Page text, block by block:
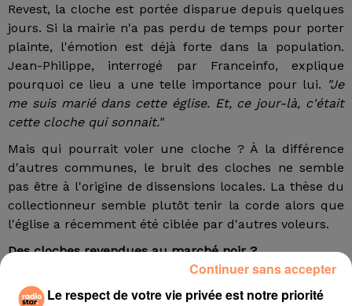
Revest, la cloche est portée disparue depuis quelques
jours. Si la mairie n'a pas perdu de temps pour porter
plainte, l'émotion est déjà forte dans la population.
Jean-Philippe, interrogé par Franceinfo, explique
pourquoi ce lieu a une telle importance pour lui. "Je
me suis marié dans cette église. Et, ce jour-là, c'était
cette cloche qui sonnait."
Mais qui pourrait voler une cloche ? À la différence
d'autres communes, le bruit des cloches ne semble
pas être à l'origine de dissensions locales. La thèse du
collectionneur semble plutôt tenir la corde alors que
l'église a récemment été ciblée par d'autres voleurs.
Des cloches revendues au marché noir ?
Pour Christian Ghinamo, adjoint à la maire d'Esparron-
de-Pallières, c'est cette piste qui est à privilégier. Il
Le respect de votre vie privée est notre priorité
Continuer sans accepter